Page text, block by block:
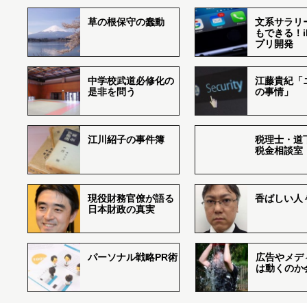
草の根保守の蠢動
文系サラリ
もできる
プリ開発
中学校武道必修化の
是非を問う
江藤貴紀「
の事情」
江川紹子の事件簿
税理士・道
税金相談室
現役財務官僚が語る
日本財政の真実
香ばしい
パーソナル戦略PR術
広告やメデ
は動くのか